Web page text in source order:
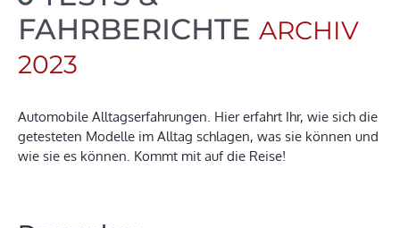
FAHRBERICHTE ARCHIV
2023
Automobile Alltagserfahrungen. Hier erfahrt Ihr, wie sich die
getesteten Modelle im Alltag schlagen, was sie können und
wie sie es können. Kommt mit auf die Reise!